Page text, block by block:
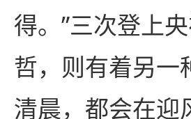
得。”三次登上
哲，则有着另一
清晨，都会在迎